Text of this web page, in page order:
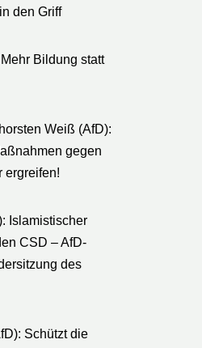
den Griff
Bildung statt
Weiß (AfD):
gegen
ergreifen!
Islamistischer
CSD – AfD-
des
Schützt die